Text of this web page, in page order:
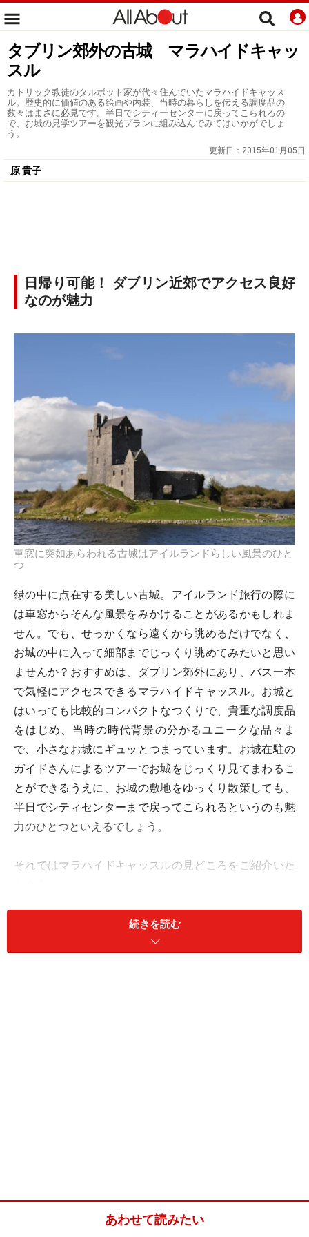
タブリン郊外の古城 マラハイドキャッ
スル
カトリック教徒のタルボット家が代々住んでいたマラハイドキャッス
ル。歴史的に価値のある絵画や内装、当時の暮らしを伝える調度品の
数々はまさに必見です。半日でシティーセンターに戻ってこられるの
で、お城の見学ツアーを観光プランに組み込んでみてはいかがでしょ
う。
更新日： 2015年01月05日
原 貴子
日帰り可能！ ダブリン近郊でアクセス良好
なのが魅力
車窓に突如あらわれる古城はアイルランドらしい風景のひと
つ
緑の中に点在する美しい古城。アイルランド旅行の際に
は車窓からそんな風景をみかけることがあるかもしれま
せん。でも、せっかくなら遠くから眺めるだけでなく、
お城の中に入って細部までじっくり眺めてみたいと思い
ませんか？おすすめは、ダブリン郊外にあり、バス一本
で気軽にアクセスできるマラハイドキャッスル。お城と
はいっても比較的コンパクトなつくりで、貴重な調度品
をはじめ、当時の時代背景の分かるユニークな品々ま
で、小さなお城にギュッとつまっています。お城在駐の
ガイドさんによるツアーでお城をじっくり見てまわるこ
とができるうえに、お城の敷地をゆっくり散策しても、
半日でシティセンターまで戻ってこられるというのも魅
力のひとつといえるでしょう。
それではマラハイドキャッスルの見どころをご紹介いた
このお城に住んだタルボット家とは？
大きな絵は最大の見どころのひとつといえるでしょう。
続きを読む
あわせて読みたい